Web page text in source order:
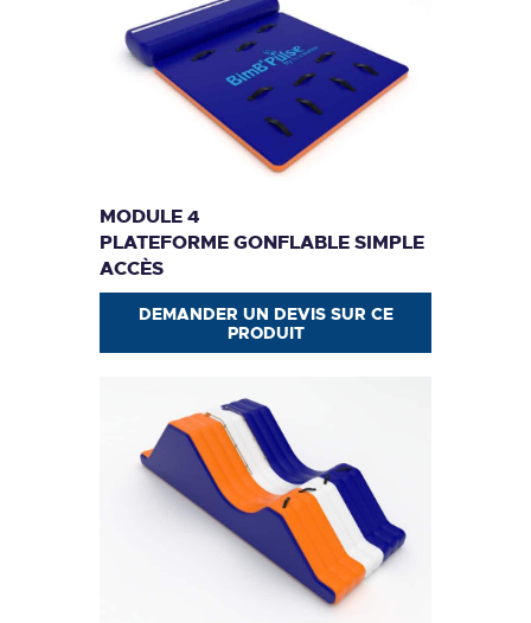
MODULE 4
PLATEFORME GONFLABLE SIMPLE
ACCÈS
DEMANDER UN DEVIS SUR CE
PRODUIT